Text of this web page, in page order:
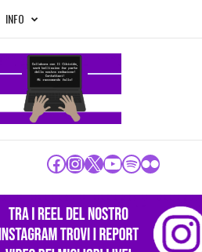
INFO
Facebook
Instagram
X YouTube
Spotify
Flickr